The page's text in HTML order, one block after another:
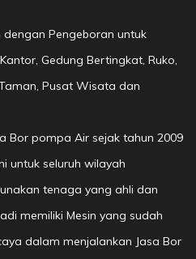
Pengeboran untuk
Gedung Bertingkat, Ruko,
Pusat Wisata dan
Bor pompa Air sejak tahun 2009
untuk seluruh wilayah
tenaga yang ahli dan
memiliki Mesin yang sudah
dalam menjalankan Jasa Bor